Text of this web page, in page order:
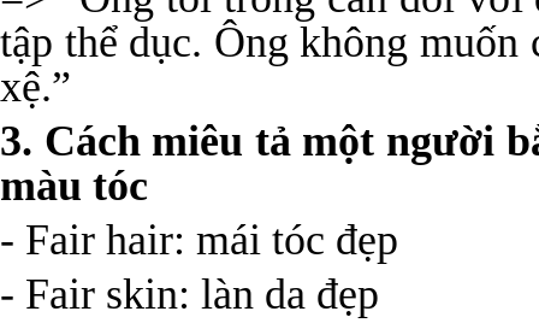
tập thể dục. Ông không
xệ.”
3. Cách miêu tả một người
màu tóc
- Fair hair: mái tóc đẹp
- Fair skin: làn da đẹp